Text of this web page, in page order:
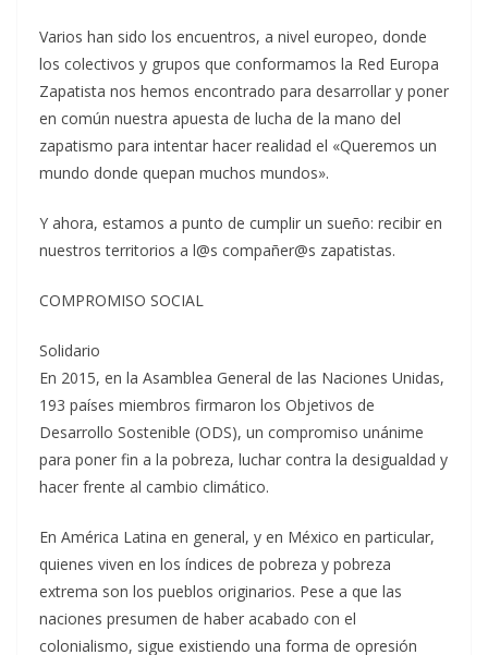
Varios han sido los encuentros, a nivel europeo, donde
los colectivos y grupos que conformamos la Red Europa
Zapatista nos hemos encontrado para desarrollar y poner
en común nuestra apuesta de lucha de la mano del
zapatismo para intentar hacer realidad el «Queremos un
mundo donde quepan muchos mundos».
Y ahora, estamos a punto de cumplir un sueño: recibir en
nuestros territorios a l@s compañer@s zapatistas.
COMPROMISO SOCIAL
Solidario
En 2015, en la Asamblea General de las Naciones Unidas,
193 países miembros firmaron los Objetivos de
Desarrollo Sostenible (ODS), un compromiso unánime
para poner fin a la pobreza, luchar contra la desigualdad y
hacer frente al cambio climático.
En América Latina en general, y en México en particular,
quienes viven en los índices de pobreza y pobreza
extrema son los pueblos originarios. Pese a que las
naciones presumen de haber acabado con el
colonialismo, sigue existiendo una forma de opresión